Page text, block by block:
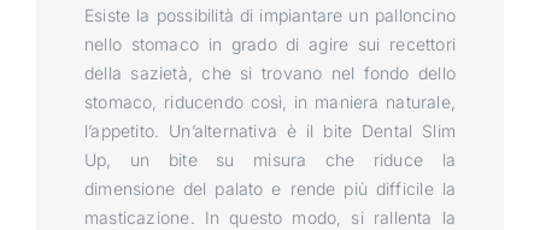
Esiste la possibilità di impiantare un palloncino
nello stomaco in grado di agire sui recettori
della sazietà, che si trovano nel fondo dello
stomaco, riducendo così, in maniera naturale,
l’appetito. Un’alternativa è il bite Dental Slim
Up, un bite su misura che riduce la
dimensione del palato e rende più difficile la
masticazione. In questo modo, si rallenta la